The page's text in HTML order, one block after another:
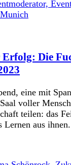
Die
eine mit
voller
teilen: das
Lernen aus